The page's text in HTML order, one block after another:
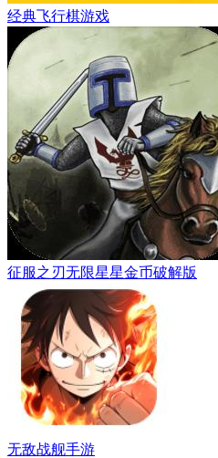
经典飞行棋游戏
征服之刃无限星星金币破解版
无敌战舰手游